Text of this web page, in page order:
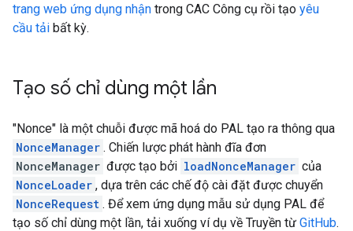
trang web ứng dụng nhận trong CAC Công cụ rồi tạo yêu
cầu tải bất kỳ.
Tạo số chỉ dùng một lần
"Nonce" là một chuỗi được mã hoá do PAL tạo ra thông qua
NonceManager . Chiến lược phát hành đĩa đơn
NonceManager được tạo bởi loadNonceManager của
NonceLoader , dựa trên các chế độ cài đặt được chuyển
NonceRequest . Để xem ứng dụng mẫu sử dụng PAL để
tạo số chỉ dùng một lần, tải xuống ví dụ về Truyền từ GitHub.